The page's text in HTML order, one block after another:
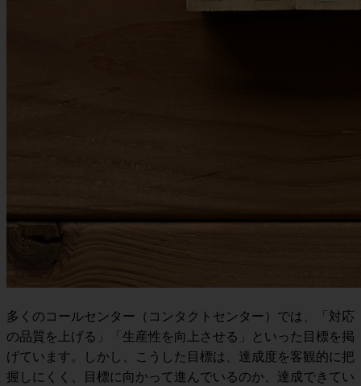
多くのコールセンター（コンタクトセンター）では、「対応
の品質を上げる」「生産性を向上させる」といった目標を掲
げています。しかし、こうした目標は、達成度を客観的に把
握しにくく、目標に向かって進んでいるのか、達成できてい